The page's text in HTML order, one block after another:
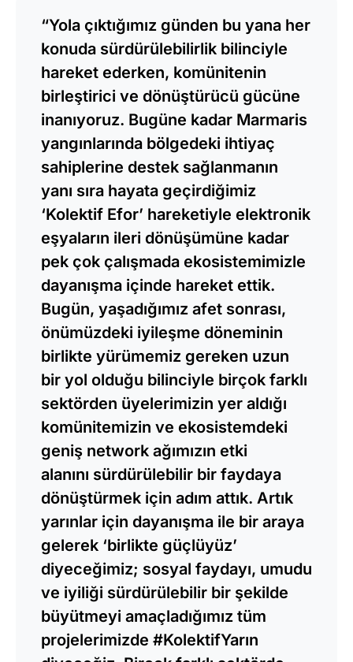
“Yola çıktığımız günden bu yana her
konuda sürdürülebilirlik bilinciyle
hareket ederken, komünitenin
birleştirici ve dönüştürücü gücüne
inanıyoruz. Bugüne kadar Marmaris
yangınlarında bölgedeki ihtiyaç
sahiplerine destek sağlanmanın
yanı sıra hayata geçirdiğimiz
‘Kolektif Efor’ hareketiyle elektronik
eşyaların ileri dönüşümüne kadar
pek çok çalışmada ekosistemimizle
dayanışma içinde hareket ettik.
Bugün, yaşadığımız afet sonrası,
önümüzdeki iyileşme döneminin
birlikte yürümemiz gereken uzun
bir yol olduğu bilinciyle birçok farklı
sektörden üyelerimizin yer aldığı
komünitemizin ve ekosistemdeki
geniş network ağımızın etki
alanını sürdürülebilir bir faydaya
dönüştürmek için adım attık. Artık
yarınlar için dayanışma ile bir araya
gelerek ‘birlikte güçlüyüz’
diyeceğimiz; sosyal faydayı, umudu
ve iyiliği sürdürülebilir bir şekilde
büyütmeyi amaçladığımız tüm
projelerimizde #KolektifYarın